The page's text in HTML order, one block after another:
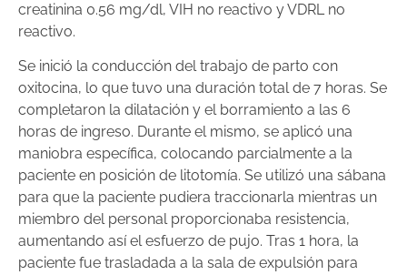
creatinina 0.56 mg/dl, VIH no reactivo y VDRL no
reactivo.
Se inició la conducción del trabajo de parto con
oxitocina, lo que tuvo una duración total de 7 horas. Se
completaron la dilatación y el borramiento a las 6
horas de ingreso. Durante el mismo, se aplicó una
maniobra específica, colocando parcialmente a la
paciente en posición de litotomía. Se utilizó una sábana
para que la paciente pudiera traccionarla mientras un
miembro del personal proporcionaba resistencia,
aumentando así el esfuerzo de pujo. Tras 1 hora, la
paciente fue trasladada a la sala de expulsión para